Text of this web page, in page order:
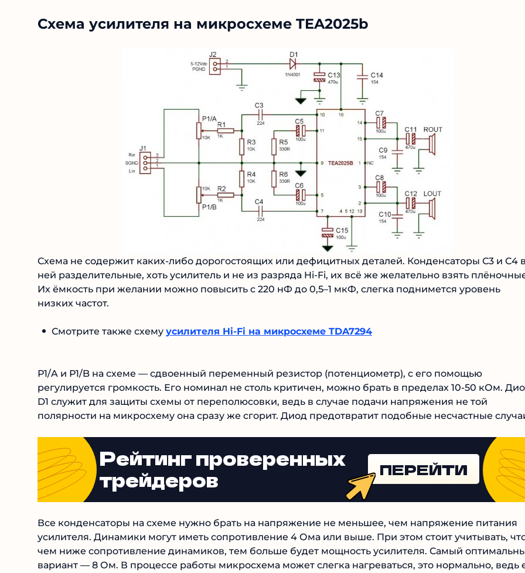
Схема усилителя на микросхеме TEA2025b
Схема не содержит каких-либо дорогостоящих или дефицитных деталей. Конденсаторы С3 и С4
ней разделительные, хоть усилитель и не из разряда Hi-Fi, их всё же желательно взять
Их ёмкость при желании можно повысить с 220 нФ до 0,5–1 мкФ, слегка поднимется уровень
низких частот.
Смотрите также схему усилителя Hi-Fi на микросхеме TDA7294
Р1/A и Р1/B на схеме — сдвоенный переменный резистор (потенциометр), с его помощью
регулируется громкость. Его номинал не столь критичен, можно брать в пределах 10-50 кОм.
D1 служит для защиты схемы от переполюсовки, ведь в случае подачи напряжения не той
полярности на микросхему она сразу же сгорит. Диод предотвратит подобные несчастные
Рейтинг проверенных
трейдеров
ПЕРЕЙТИ
Все конденсаторы на схеме нужно брать на напряжение не меньшее, чем напряжение питания
усилителя. Динамики могут иметь сопротивление 4 Ома или выше. При этом стоит учитывать,
чем ниже сопротивление динамиков, тем больше будет мощность усилителя. Самый
вариант — 8 Ом. В процессе работы микросхема может слегка нагреваться, это нормально, ведь